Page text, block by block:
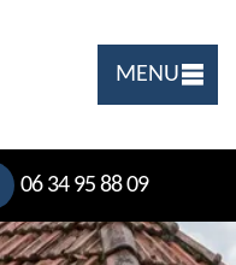
MENU
06 34 95 88 09